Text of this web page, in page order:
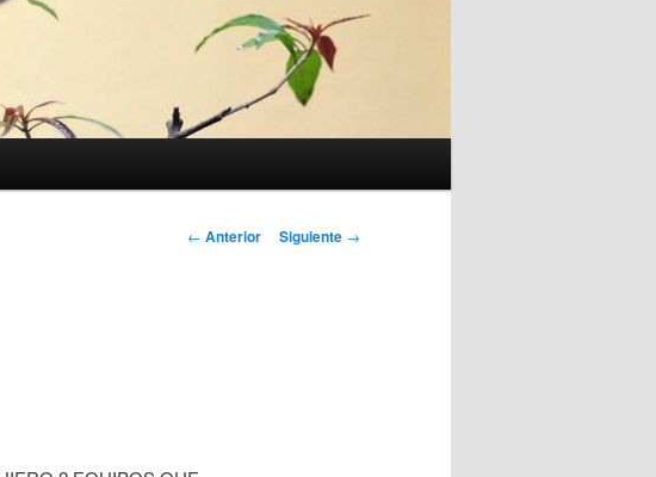
Navegación
← Anterior Siguiente →